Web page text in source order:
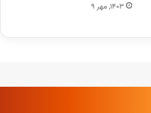
۱۴۰۳, مهر ۹